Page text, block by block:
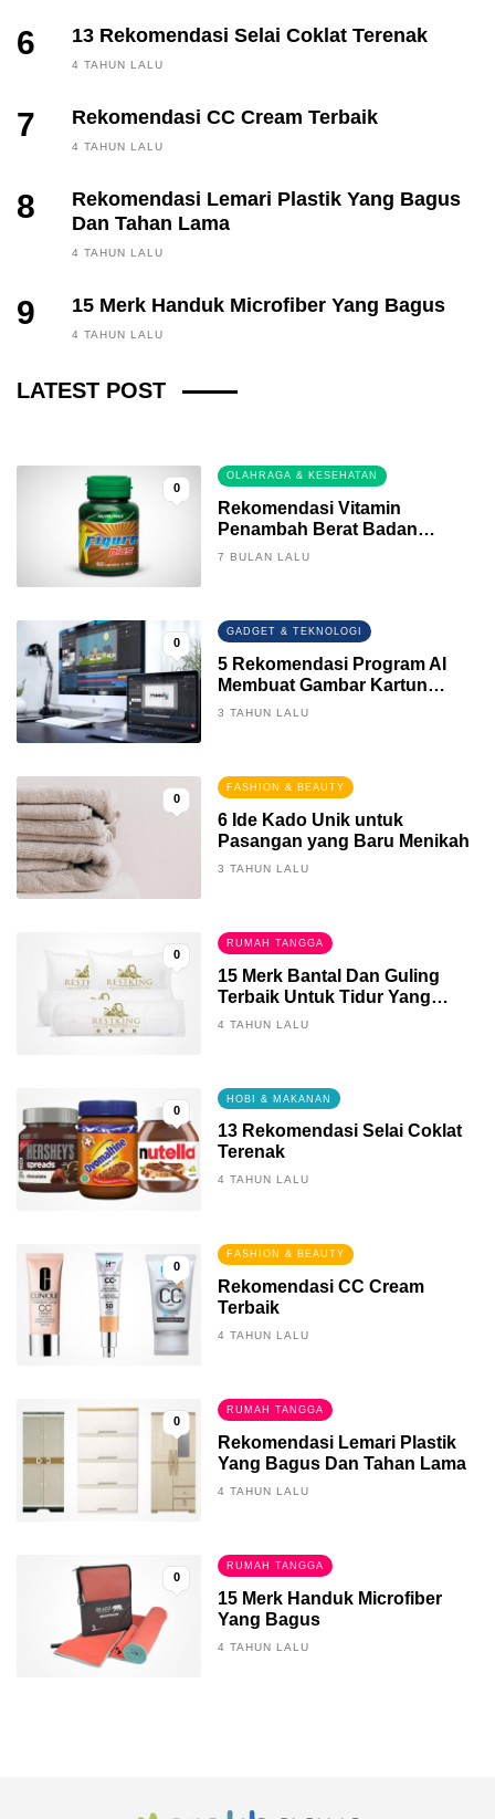
6 13 Rekomendasi Selai Coklat Terenak
4 TAHUN LALU
7 Rekomendasi CC Cream Terbaik
4 TAHUN LALU
8
Rekomendasi Lemari Plastik Yang Bagus
Dan Tahan Lama
4 TAHUN LALU
9 15 Merk Handuk Microfiber Yang Bagus
4 TAHUN LALU
LATEST POST
FINANCE, INVESTING
3 BULAN LALU
0
OLAHRAGA & KESEHATAN
Rekomendasi Vitamin
Penambah Berat Badan
Terbaik
7 BULAN LALU
0
GADGET & TEKNOLOGI
5 Rekomendasi Program AI
Membuat Gambar Kartun
Keren
3 TAHUN LALU
0
FASHION & BEAUTY
6 Ide Kado Unik untuk
Pasangan yang Baru Menikah
3 TAHUN LALU
0
RUMAH TANGGA
15 Merk Bantal Dan Guling
Terbaik Untuk Tidur Yang
Berkualitas
4 TAHUN LALU
0
HOBI & MAKANAN
13 Rekomendasi Selai Coklat
Terenak
4 TAHUN LALU
0
FASHION & BEAUTY
Rekomendasi CC Cream
Terbaik
4 TAHUN LALU
0
RUMAH TANGGA
Rekomendasi Lemari Plastik
Yang Bagus Dan Tahan Lama
4 TAHUN LALU
0
RUMAH TANGGA
15 Merk Handuk Microfiber
Yang Bagus
4 TAHUN LALU